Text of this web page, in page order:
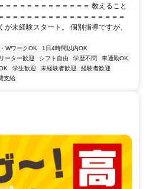
＝＝＝＝＝＝＝＝＝＝＝＝ 教えること
＝＝＝＝＝＝＝＝＝＝＝＝＝＝＝＝
が未経験スタート。 個別指導ですが、
WワークOK
1日4時間以内OK
ーター歓迎 シフト自由 学歴不問
車通勤OK
学生歓迎 未経験者歓迎
経験者歓迎
支給